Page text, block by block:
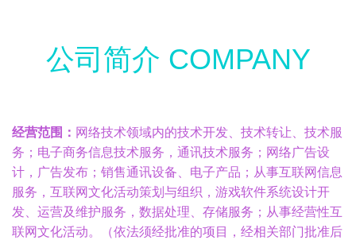
公司简介 COMPANY
经营范围： 网络技术领域内的技术开发、技术转让、技术服
务；电子商务信息技术服务，通讯技术服务；网络广告设
计，广告发布；销售通讯设备、电子产品；从事互联网信息
服务，互联网文化活动策划与组织，游戏软件系统设计开
发、运营及维护服务，数据处理、存储服务；从事经营性互
联网文化活动。（依法须经批准的项目，经相关部门批准后